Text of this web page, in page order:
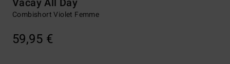
Combishort Violet Femme
59,95 €